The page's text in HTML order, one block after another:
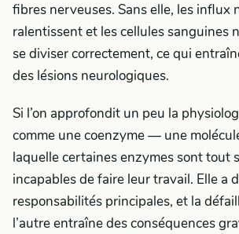
fibres nerveuses. Sans elle, les influx
ralentissent et les cellules sanguines
se diviser correctement, ce qui
des lésions neurologiques.
Si l’on approfondit un peu la
comme une coenzyme — une
laquelle certaines enzymes sont tout
incapables de faire leur travail. Elle a
responsabilités principales, et la
l’autre entraîne des conséquences